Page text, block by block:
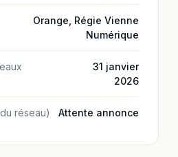
Orange Régie Vienne
Numérique
31 janvier
2026
réseau) Attente annonce